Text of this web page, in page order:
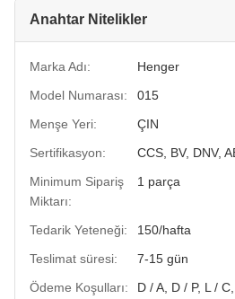
Anahtar Nitelikler
Marka Adı:
Henger
Model Numarası:
015
Menşe Yeri:
ÇIN
Sertifikasyon:
CCS, BV, DNV,
Minimum Sipariş
Miktarı:
1 parça
Tedarik Yeteneği:
150/hafta
Teslimat süresi:
7-15 gün
Ödeme Koşulları:
D / A, D / P, L /